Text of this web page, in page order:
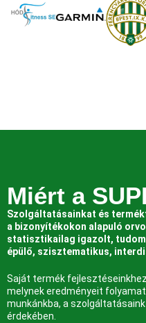
Miért a
Szolgáltatásainkat és
a bizonyítékokon alapuló
statisztikailag igazolt,
épülő, szisztematikus,
Saját termék
melynek eredményeit
munkánkba, a
érdekében.